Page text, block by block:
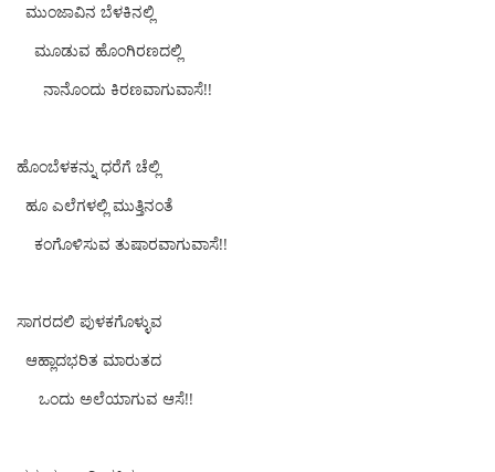
ಮುಂಜಾವಿನ ಬೆಳಕಿನಲ್ಲಿ
ಮೂಡುವ ಹೊಂಗಿರಣದಲ್ಲಿ
ನಾನೊಂದು ಕಿರಣವಾಗುವಾಸೆ!!
ಹೊಂಬೆಳಕನ್ನು ಧರೆಗೆ ಚೆಲ್ಲಿ
ಹೂ ಎಲೆಗಳಲ್ಲಿ ಮುತ್ತಿನಂತೆ
ಕಂಗೊಳಿಸುವ ತುಷಾರವಾಗುವಾಸೆ!!
ಸಾಗರದಲಿ ಪುಳಕಗೊಳ್ಳುವ
ಆಹ್ಲಾದಭರಿತ ಮಾರುತದ
ಒಂದು ಅಲೆಯಾಗುವ ಆಸೆ!!